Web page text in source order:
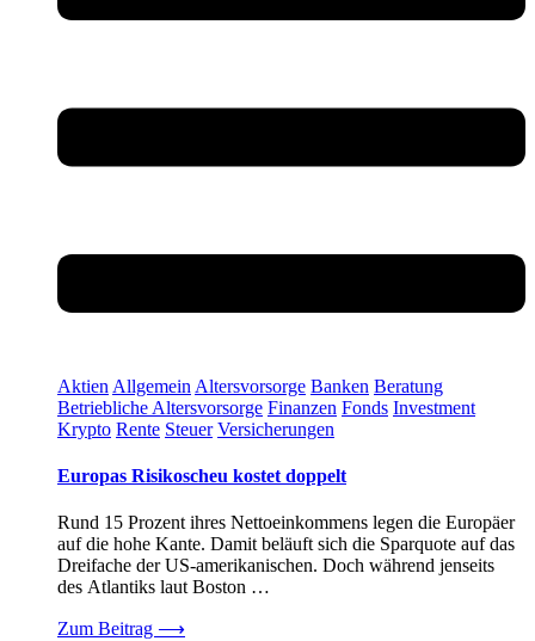
Aktien Allgemein Altersvorsorge Banken Beratung
Betriebliche Altersvorsorge Finanzen Fonds Investment
Krypto Rente Steuer Versicherungen
Europas Risikoscheu kostet doppelt
Rund 15 Prozent ihres Nettoeinkommens legen die Europäer
auf die hohe Kante. Damit beläuft sich die Sparquote auf das
Dreifache der US-amerikanischen. Doch während jenseits
des Atlantiks laut Boston …
Zum Beitrag ⟶